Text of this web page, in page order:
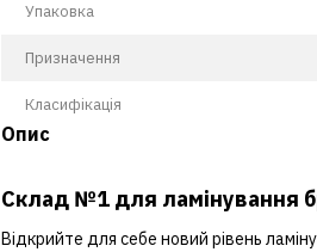
Упаковка
Призначення
Класифікація
Опис
Склад №1 для ламінування
Відкрийте для себе новий рівень